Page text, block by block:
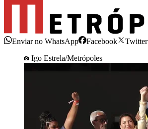
Enviar no WhatsApp Facebook
Twitter
Igo Estrela/Metrópoles